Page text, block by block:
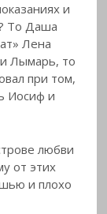
и
То Даша
Лена
и Лымарь, то
при том,
Иосиф и
любви
от этих
и плохо